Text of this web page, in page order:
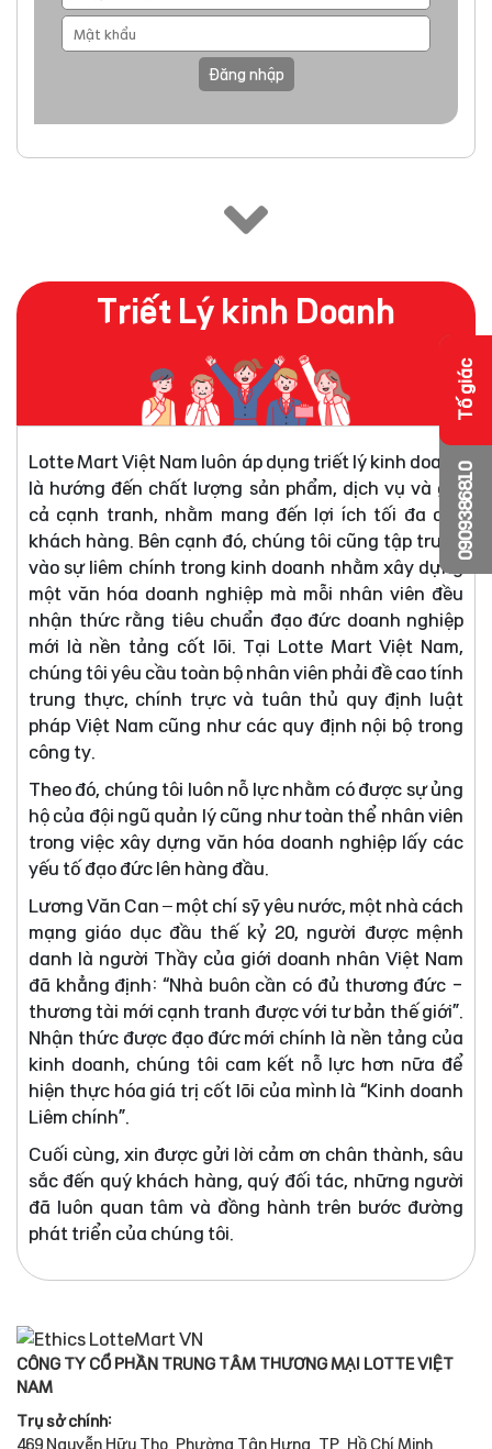
Đăng nhập
Triết Lý kinh Doanh
Lotte Mart Việt Nam luôn áp dụng triết lý kinh doanh
là hướng đến chất lượng sản phẩm, dịch vụ và giá
cả cạnh tranh, nhằm mang đến lợi ích tối đa cho
khách hàng. Bên cạnh đó, chúng tôi cũng tập trung
vào sự liêm chính trong kinh doanh nhằm xây dựng
một văn hóa doanh nghiệp mà mỗi nhân viên đều
nhận thức rằng tiêu chuẩn đạo đức doanh nghiệp
mới là nền tảng cốt lõi. Tại Lotte Mart Việt Nam,
chúng tôi yêu cầu toàn bộ nhân viên phải đề cao tính
trung thực, chính trực và tuân thủ quy định luật
pháp Việt Nam cũng như các quy định nội bộ trong
công ty.
Theo đó, chúng tôi luôn nỗ lực nhằm có được sự ủng
hộ của đội ngũ quản lý cũng như toàn thể nhân viên
trong việc xây dựng văn hóa doanh nghiệp lấy các
yếu tố đạo đức lên hàng đầu.
Lương Văn Can – một chí sỹ yêu nước, một nhà cách
mạng giáo dục đầu thế kỷ 20, người được mệnh
danh là người Thầy của giới doanh nhân Việt Nam
đã khẳng định: “Nhà buôn cần có đủ thương đức -
thương tài mới cạnh tranh được với tư bản thế giới”.
Nhận thức được đạo đức mới chính là nền tảng của
kinh doanh, chúng tôi cam kết nỗ lực hơn nữa để
hiện thực hóa giá trị cốt lõi của mình là “Kinh doanh
Liêm chính”.
Cuối cùng, xin được gửi lời cảm ơn chân thành, sâu
sắc đến quý khách hàng, quý đối tác, những người
đã luôn quan tâm và đồng hành trên bước đường
phát triển của chúng tôi.
CÔNG TY CỔ PHẦN TRUNG TÂM THƯƠNG MẠI LOTTE VIỆT
NAM
Trụ sở chính:
469 Nguyễn Hữu Thọ, Phường Tân Hưng, TP. Hồ Chí Minh
0909386810
Tố giác